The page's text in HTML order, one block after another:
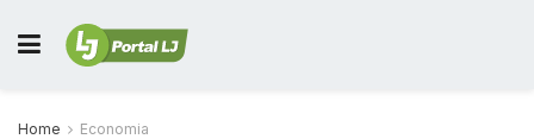
Home Economia